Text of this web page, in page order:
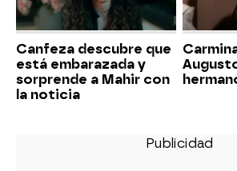
Canfeza descubre que
está embarazada y
sorprende a Mahir con
la noticia